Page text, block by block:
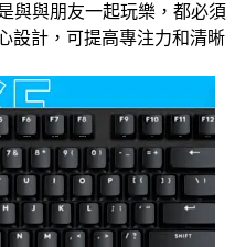
與與朋友一起玩樂，都必須
設計，可提高專注力和清晰